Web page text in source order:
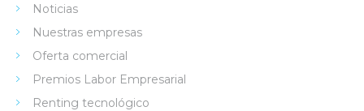
Noticias
Nuestras empresas
Oferta comercial
Premios Labor Empresarial
Renting tecnológico